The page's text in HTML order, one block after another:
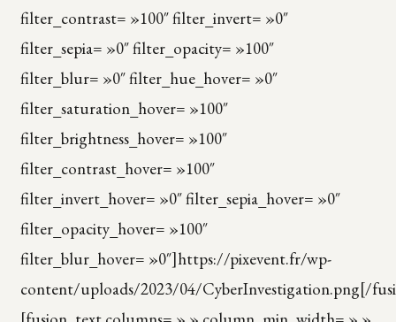
filter_contrast= »100″ filter_invert= »0″
filter_sepia= »0″ filter_opacity= »100″
filter_blur= »0″ filter_hue_hover= »0″
filter_saturation_hover= »100″
filter_brightness_hover= »100″
filter_contrast_hover= »100″
filter_invert_hover= »0″ filter_sepia_hover= »0″
filter_opacity_hover= »100″
filter_blur_hover= »0″]https://pixevent.fr/wp-
content/uploads/2023/04/CyberInvestigation.png[/